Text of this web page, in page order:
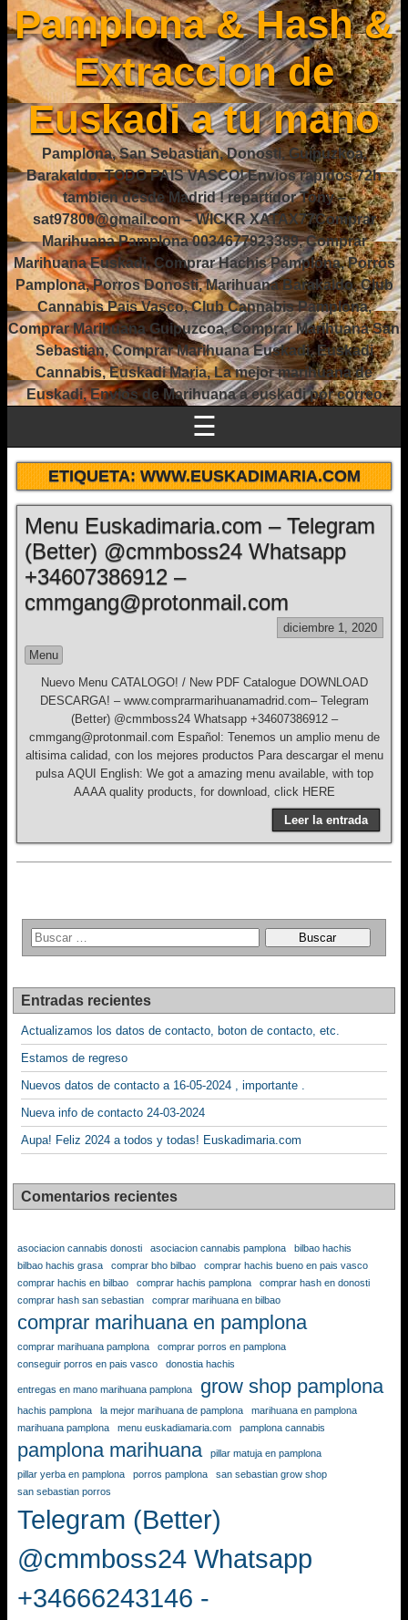
Pamplona & Hash &
Extraccion de
Euskadi a tu mano
Pamplona, San Sebastian, Donosti, Guipuzkoa,
Barakaldo, TODO PAIS VASCO! Envios rapidos 72h
tambien desde Madrid ! repartidor Tony –
sat97800@gmail.com – WICKR XATAX77Comprar
Marihuana Pamplona 0034677923389, Comprar
Marihuana Euskadi, Comprar Hachis Pamplona, Porros
Pamplona, Porros Donosti, Marihuana Barakaldo, Club
Cannabis Pais Vasco, Club Cannabis Pamplona,
Comprar Marihuana Guipuzcoa, Comprar Marihuana San
Sebastian, Comprar Marihuana Euskadi, Euskadi
Cannabis, Euskadi Maria, La mejor marihuana de
Euskadi, Envios de Marihuana a euskadi por correo
☰
ETIQUETA:WWW.EUSKADIMARIA.COM
Menu Euskadimaria.com – Telegram
(Better) @cmmboss24 Whatsapp
+34607386912 –
cmmgang@protonmail.com
diciembre 1, 2020
Menu
Nuevo Menu CATALOGO! / New PDF Catalogue DOWNLOAD
DESCARGA! – www.comprarmarihuanamadrid.com– Telegram
(Better) @cmmboss24 Whatsapp +34607386912 –
cmmgang@protonmail.com Español: Tenemos un amplio menu de
altisima calidad, con los mejores productos Para descargar el menu
pulsa AQUI English: We got a amazing menu available, with top
AAAA quality products, for download, click HERE
Leer la entrada
Entradas recientes
Actualizamos los datos de contacto, boton de contacto, etc.
Estamos de regreso
Nuevos datos de contacto a 16-05-2024 , importante .
Nueva info de contacto 24-03-2024
Aupa! Feliz 2024 a todos y todas! Euskadimaria.com
Comentarios recientes
asociacion cannabis donosti asociacion cannabis pamplona
bilbao hachis
bilbao hachis grasa
comprar bho bilbao
comprar hachis bueno en pais vasco
comprar hachis en bilbao
comprar hachis pamplona
comprar hash en donosti
comprar hash san sebastian
comprar marihuana en bilbao
comprar marihuana en pamplona
comprar marihuana pamplona
comprar porros en pamplona
conseguir porros en pais vasco
donostia hachis
entregas en mano marihuana pamplona grow shop pamplona
hachis pamplona la mejor marihuana de pamplona
marihuana en pamplona
marihuana pamplona
menu euskadiamaria.com pamplona cannabis
pamplona marihuana
pillar matuja en pamplona
pillar yerba en pamplona
porros pamplona
san sebastian grow shop
san sebastian porros
Telegram (Better)
@cmmboss24 Whatsapp
+34666243146 -